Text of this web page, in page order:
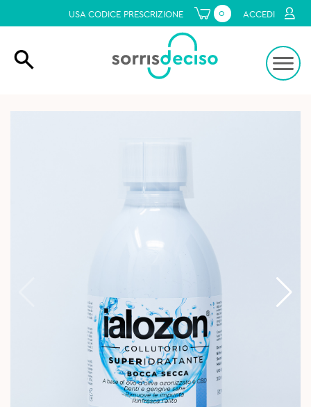
USA CODICE PRESCRIZIONE 0 ACCEDI